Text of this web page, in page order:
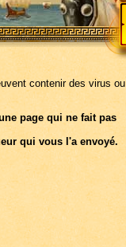
contenir des virus ou
page qui ne fait pas
qui vous l'a envoyé.